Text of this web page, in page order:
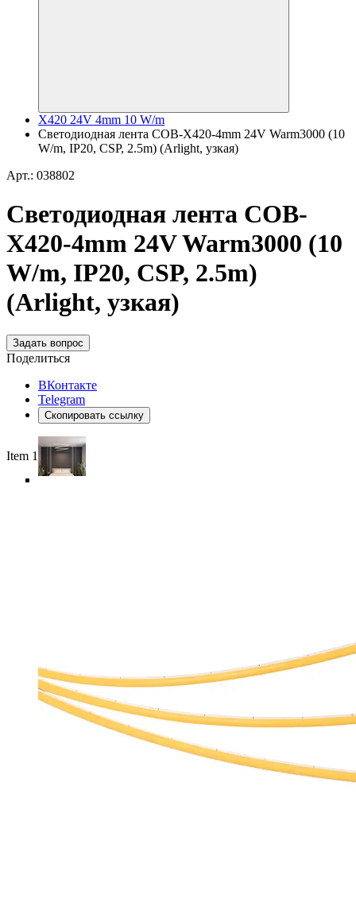
X420 24V 4mm 10 W/m
Светодиодная лента COB-X420-4mm 24V Warm3000 (10
W/m, IP20, CSP, 2.5m) (Arlight, узкая)
Арт.: 038802
Светодиодная лента COB-
X420-4mm 24V Warm3000 (10
W/m, IP20, CSP, 2.5m)
(Arlight, узкая)
Задать вопрос
Поделиться
ВКонтакте
Telegram
Скопировать ссылку
Item 1 of 6